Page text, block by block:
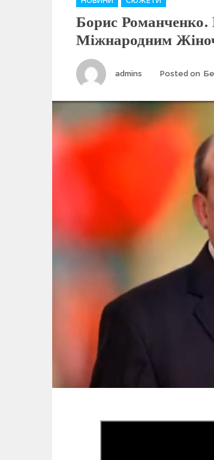
a
e
g
o
r
Борис Романченко.
Міжнародним
Author
admins Posted on